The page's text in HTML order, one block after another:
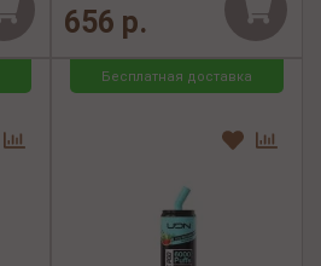
656 р.
Бесплатная доставка